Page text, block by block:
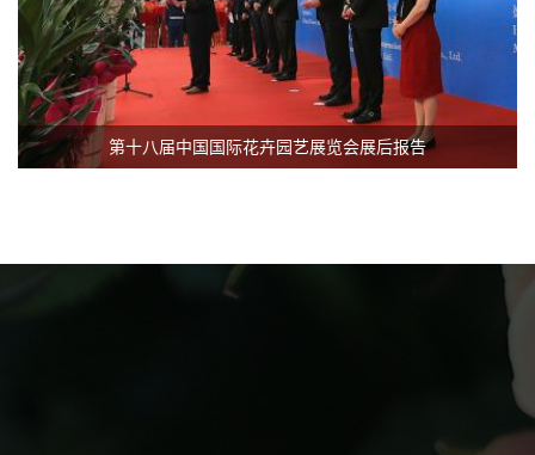
第十八届中国国际花卉园艺展览会展后报告